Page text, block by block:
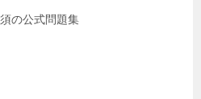
の公式問題集